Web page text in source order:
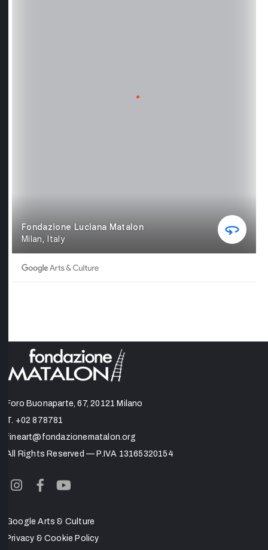
Foro Buonaparte, 67, 20121 Milano
T. +02 878781
fineart@fondazionematalon.org
All Rights Reserved — P.IVA 13165320154
Google Arts & Culture
Privacy & Cookie Policy